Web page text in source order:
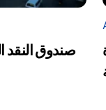
صندوق النقد